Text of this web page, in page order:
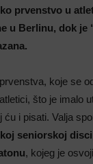
prvenstvo u
u Berlinu, dok je
koje se
što je imalo
i pisati. Valja
seniorskoj
, kojeg je